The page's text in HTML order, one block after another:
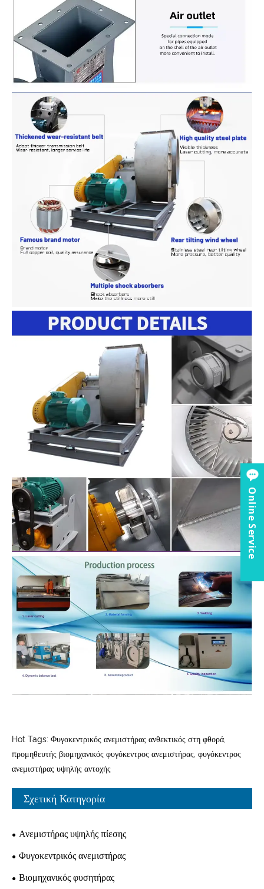
Hot Tags: Φυγοκεντρικός ανεμιστήρας ανθεκτικός στη φθορά,
προμηθευτής βιομηχανικός φυγόκεντρος ανεμιστήρας, φυγόκεντρος
ανεμιστήρας υψηλής αντοχής
Σχετική Κατηγορία
Ανεμιστήρας υψηλής πίεσης
Φυγοκεντρικός ανεμιστήρας
Βιομηχανικός φυσητήρας
Online Service